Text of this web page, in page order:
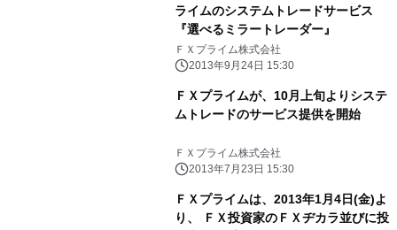
ライムのシステムトレードサービス
『選べるミラートレーダー』
ＦＸプライム株式会社
2013年9月24日 15:30
ＦＸプライムが、10月上旬よりシステ
ムトレードのサービス提供を開始
ＦＸプライム株式会社
2013年7月23日 15:30
ＦＸプライムは、2013年1月4日(金)よ
り、 ＦＸ投資家のＦＸヂカラ並びに投